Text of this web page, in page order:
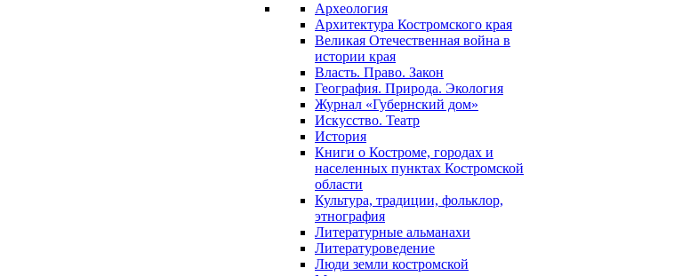
Археология
Архитектура Костромского края
Великая Отечественная война в
истории края
Власть. Право. Закон
География. Природа. Экология
Журнал «Губернский дом»
Искусство. Театр
История
Книги о Костроме, городах и
населенных пунктах Костромской
области
Культура, традиции, фольклор,
этнография
Литературные альманахи
Литературоведение
Люди земли костромской